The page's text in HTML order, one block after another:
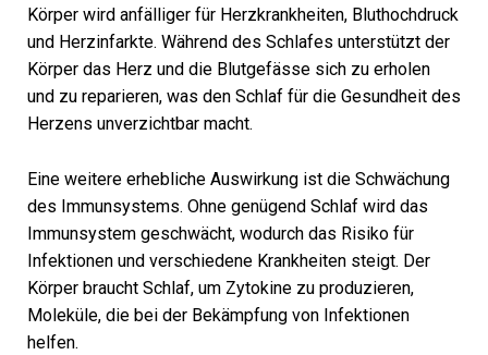
Körper wird anfälliger für Herzkrankheiten, Bluthochdruck
und Herzinfarkte. Während des Schlafes unterstützt der
Körper das Herz und die Blutgefässe sich zu erholen
und zu reparieren, was den Schlaf für die Gesundheit des
Herzens unverzichtbar macht.
Eine weitere erhebliche Auswirkung ist die Schwächung
des Immunsystems. Ohne genügend Schlaf wird das
Immunsystem geschwächt, wodurch das Risiko für
Infektionen und verschiedene Krankheiten steigt. Der
Körper braucht Schlaf, um Zytokine zu produzieren,
Moleküle, die bei der Bekämpfung von Infektionen
helfen.